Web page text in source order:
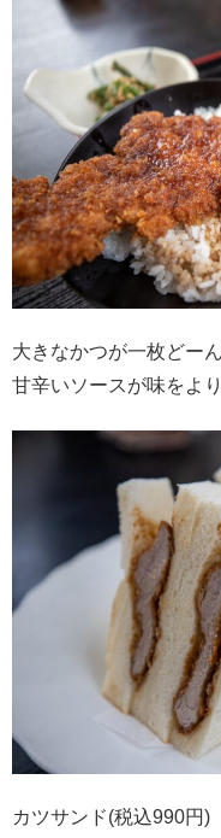
大きなかつが一枚どー
甘辛いソースが味をよ
カツサンド(税込990円)